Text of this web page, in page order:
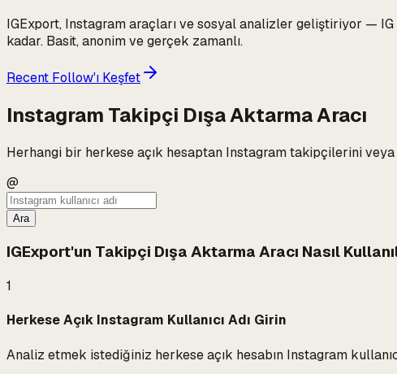
IGExport, Instagram araçları ve sosyal analizler geliştiriyor —
kadar. Basit, anonim ve gerçek zamanlı.
Recent Follow'ı Keşfet
Instagram Takipçi Dışa Aktarma Aracı
Herhangi bir herkese açık hesaptan Instagram takipçilerini
@
Ara
IGExport'un Takipçi Dışa Aktarma Aracı Nasıl
1
Herkese Açık Instagram Kullanıcı Adı Girin
Analiz etmek istediğiniz herkese açık hesabın Instagram